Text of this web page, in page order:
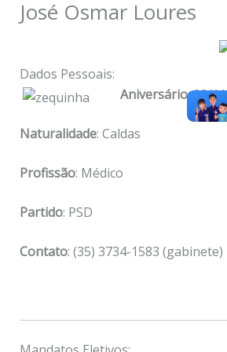
José Osmar Loures
Dados Pessoais:
Aniversário: 02/11
Naturalidade: Caldas
Profissão: Médico
Partido: PSD
Contato: (35) 3734-1583 (gabinete)